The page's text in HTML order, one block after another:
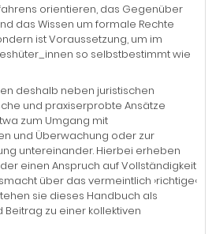
orientieren, das Gegenüber
das Wissen um formale Rechte
ist Voraussetzung, um im
so selbstbestimmt wie
deshalb neben juristischen
und praxiserprobte Ansätze
zum Umgang mit
und Überwachung oder zur
untereinander. Hierbei erheben
einen Anspruch auf Vollständigkeit
über das vermeintlich ›richtige‹
sie dieses Handbuch als
zu einer kollektiven